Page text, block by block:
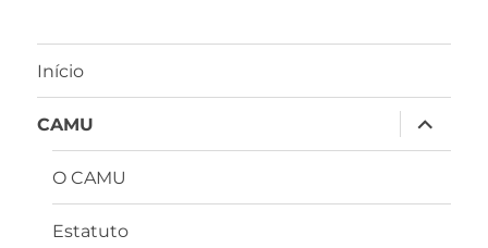
Início
CAMU
expandir
O CAMU
Estatuto